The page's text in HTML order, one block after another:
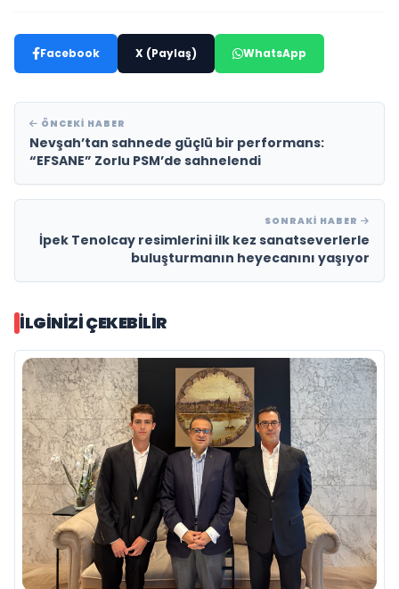
Facebook X (Paylaş) WhatsApp
ÖNCEKI HABER
Nevşah’tan sahnede güçlü bir performans:
“EFSANE” Zorlu PSM’de sahnelendi
SONRAKI HABER
İpek Tenolcay resimlerini ilk kez sanatseverlerle
buluşturmanın heyecanını yaşıyor
İLGINIZI ÇEKEBILIR